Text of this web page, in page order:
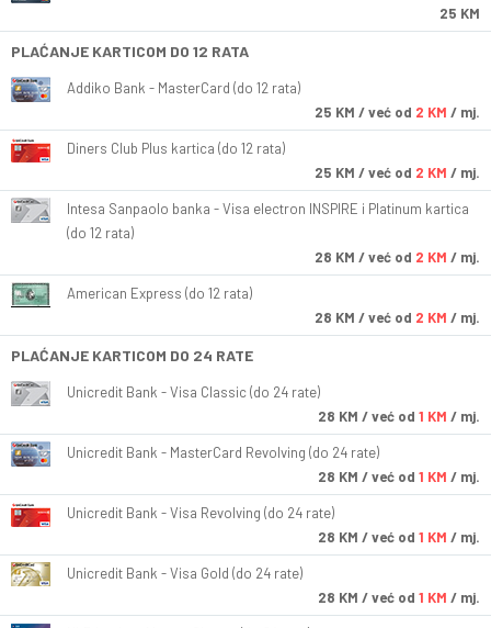
25 KM
PLAĆANJE KARTICOM DO 12 RATA
Addiko Bank - MasterCard (do 12 rata)
25 KM / već od 2 KM / mj.
Diners Club Plus kartica (do 12 rata)
25 KM / već od 2 KM / mj.
Intesa Sanpaolo banka - Visa electron INSPIRE i Platinum kartica
(do 12 rata)
28 KM / već od 2 KM / mj.
American Express (do 12 rata)
28 KM / već od 2 KM / mj.
PLAĆANJE KARTICOM DO 24 RATE
Unicredit Bank - Visa Classic (do 24 rate)
28 KM / već od 1 KM / mj.
Unicredit Bank - MasterCard Revolving (do 24 rate)
28 KM / već od 1 KM / mj.
Unicredit Bank - Visa Revolving (do 24 rate)
28 KM / već od 1 KM / mj.
Unicredit Bank - Visa Gold (do 24 rate)
28 KM / već od 1 KM / mj.